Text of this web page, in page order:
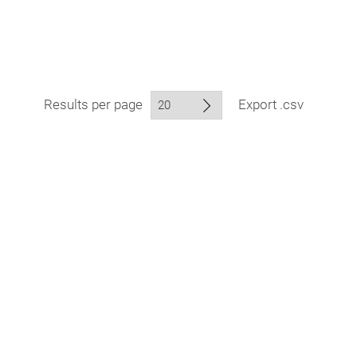
Results per page Export .csv